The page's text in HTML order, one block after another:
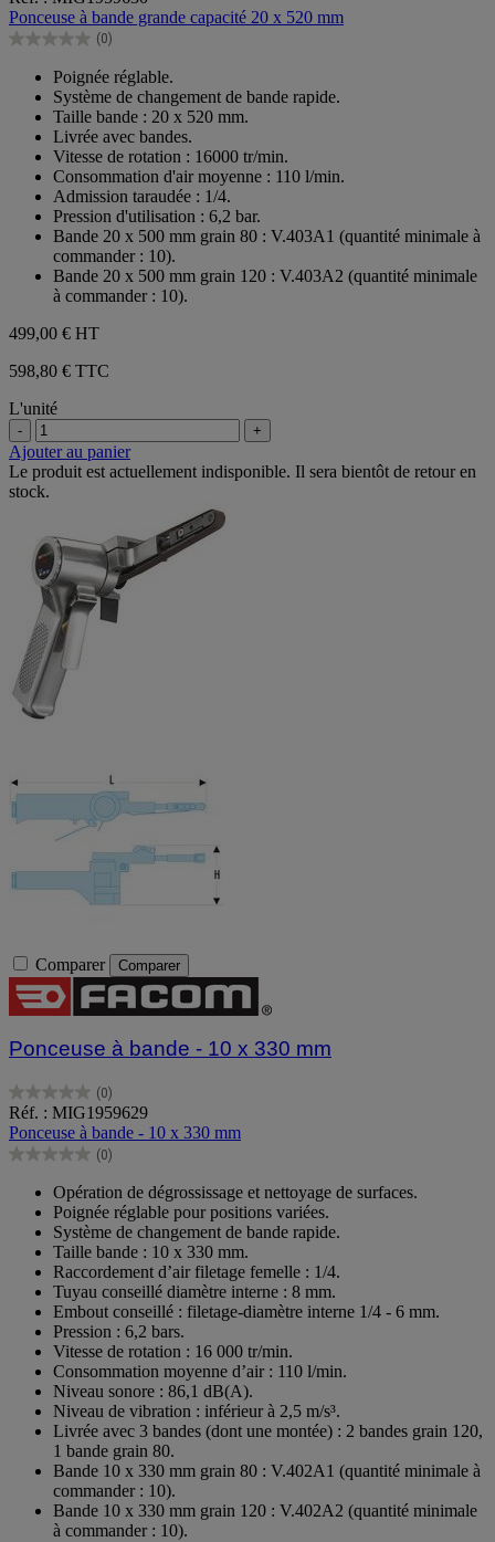
sur
5
étoiles.
Ponceuse à bande grande capacité 20 x 520 mm
(0)
0.0
étoiles.
Poignée réglable.
Système de changement de bande rapide.
Taille bande : 20 x 520 mm.
Livrée avec bandes.
Vitesse de rotation : 16000 tr/min.
Consommation d'air moyenne : 110 l/min.
Admission taraudée : 1/4.
Pression d'utilisation : 6,2 bar.
Bande 20 x 500 mm grain 80 : V.403A1 (quantité minimale à
commander : 10).
Bande 20 x 500 mm grain 120 : V.403A2 (quantité minimale
à commander : 10).
499,00 € HT
598,80 € TTC
L'unité
- +
Ajouter au panier
Le produit est actuellement indisponible. Il sera bientôt de retour en
stock.
Comparer Comparer
Ponceuse à bande - 10 x 330 mm
(0)
0.0
sur
5
étoiles.
Réf. : MIG1959629
Ponceuse à bande - 10 x 330 mm
(0)
0.0
étoiles.
Opération de dégrossissage et nettoyage de surfaces.
Poignée réglable pour positions variées.
Système de changement de bande rapide.
Taille bande : 10 x 330 mm.
Raccordement d’air filetage femelle : 1/4.
Tuyau conseillé diamètre interne : 8 mm.
Embout conseillé : filetage-diamètre interne 1/4 - 6 mm.
Pression : 6,2 bars.
Vitesse de rotation : 16 000 tr/min.
Consommation moyenne d’air : 110 l/min.
Niveau sonore : 86,1 dB(A).
Niveau de vibration : inférieur à 2,5 m/s³.
Livrée avec 3 bandes (dont une montée) : 2 bandes grain 120,
1 bande grain 80.
Bande 10 x 330 mm grain 80 : V.402A1 (quantité minimale à
commander : 10).
Bande 10 x 330 mm grain 120 : V.402A2 (quantité minimale
à commander : 10).